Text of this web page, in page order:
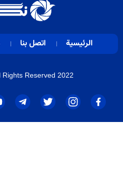
الرئيسية اتصل بنا
Rights Reserved 2022